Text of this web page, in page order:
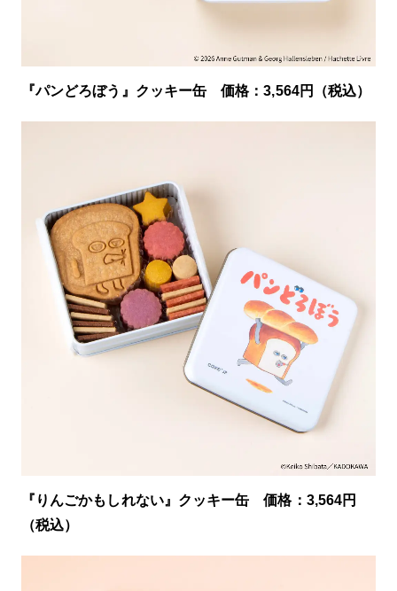
『パンどろぼう』クッキー缶 価格：3,564円（税込）
『りんごかもしれない』クッキー缶 価格：3,564円
（税込）